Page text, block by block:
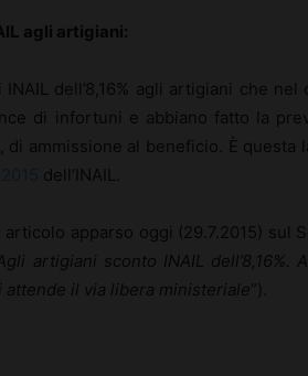
agli artigiani:
dell’8,16% agli artigiani che
di infortuni e abbiano fatto la
di ammissione al beneficio. È
dell’INAIL.
apparso oggi (29.7.2015) sul
artigiani sconto INAIL
attende il via libera ministeriale”).